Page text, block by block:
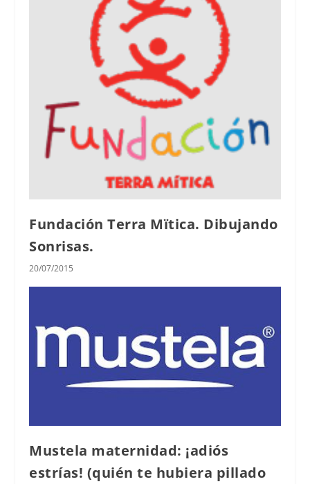
Fundación Terra Mïtica. Dibujando
Sonrisas.
20/07/2015
Mustela maternidad: ¡adiós
estrías! (quién te hubiera pillado